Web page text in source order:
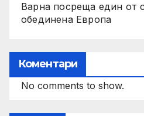
Варна посреща един от
обединена Европа
Коментари
No comments to show.